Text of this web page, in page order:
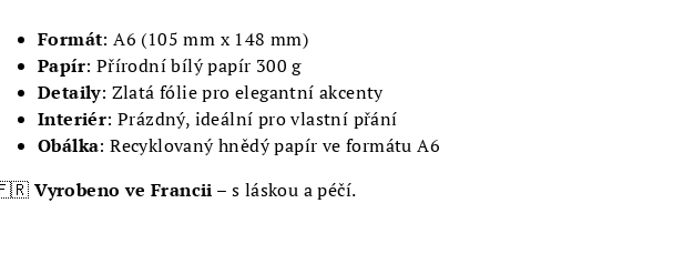
Formát: A6 (105 mm x 148 mm)
Papír: Přírodní bílý papír 300 g
Detaily: Zlatá fólie pro elegantní akcenty
Interiér: Prázdný, ideální pro vlastní přání
Obálka: Recyklovaný hnědý papír ve formátu A6
Vyrobeno ve Francii – s láskou a péčí.